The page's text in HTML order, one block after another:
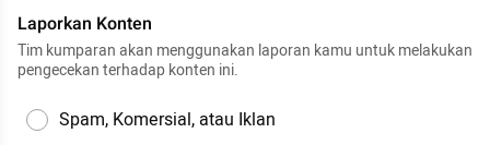
Laporkan Konten
Tim kumparan akan menggunakan laporan kamu untuk melakukan
pengecekan terhadap konten ini.
Spam, Komersial, atau Iklan